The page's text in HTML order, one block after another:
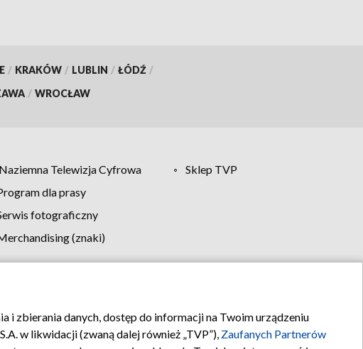
/ KRAKÓW / LUBLIN / ŁÓDŹ /
/ WROCŁAW
Naziemna Telewizja Cyfrowa
Sklep TVP
dla prasy
fotograficzny
(znaki)
Biuro reklamy Kontakt
i zbierania danych, dostęp do informacji na Twoim urządzeniu
w likwidacji (zwaną dalej również „TVP”), Zaufanych Partnerów